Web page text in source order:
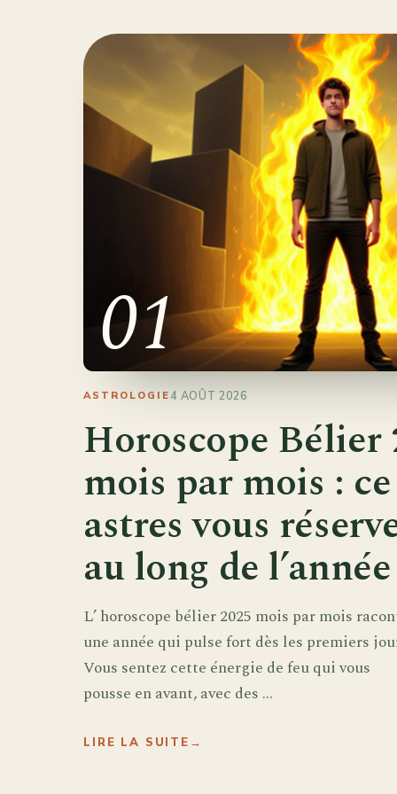
01
ASTROLOGIE 4 AOÛT 2026
Horoscope Bélier
mois par mois :
astres vous
au long de l’année
L’ horoscope bélier 2025 mois par mois
une année qui pulse fort dès les premiers
Vous sentez cette énergie de feu qui vous
pousse en avant, avec des ...
LIRE LA SUITE →